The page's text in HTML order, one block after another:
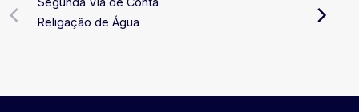
Religação de Água